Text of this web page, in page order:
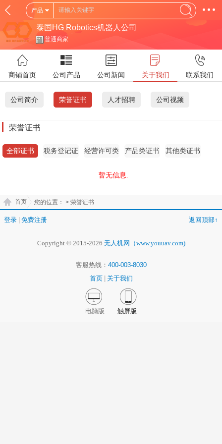
产品
泰国HG Robotics机器人公司
普通商家
商铺首页 公司产品 公司新闻 关于我们 联系我们
公司简介 荣誉证书 人才招聘 公司视频
荣誉证书
全部证书 税务登记证
经营许可类
产品类证书 其他类证书
暂无信息.
您的位置：
首页 > 荣誉证书
登录 免费注册 返回顶部↑
Copyright © 2015-2026 无人机网（www.youuav.com)
客服热线： 400-003-8030
首页
关于我们
电脑版 触屏版